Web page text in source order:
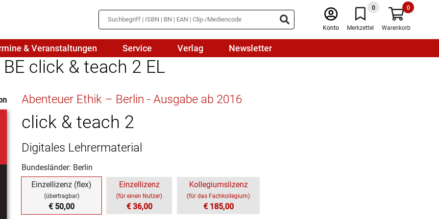
Konto
0
Merkzettel
0
Warenkorb
Medienbildung
Naturwissenschaften/NuT
Physik
Politik
Religion
Spanisch
& Veranstaltungen Service Verlag Newsletter
click & teach 2 EL
Abenteuer Ethik – Berlin - Ausgabe ab 2016
click & teach 2
Digitales Lehrermaterial
Bundesländer: Berlin
Einzellizenz (flex)
(übertragbar)
€ 50,00
Einzellizenz
(für einen Nutzer)
€ 36,00
Kollegiumslizenz
(für das Fachkollegium)
€ 185,00